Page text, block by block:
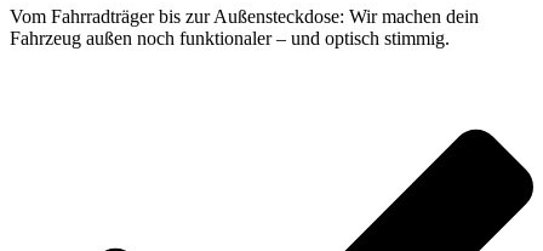
Vom Fahrradträger bis zur Außensteckdose: Wir machen dein
Fahrzeug außen noch funktionaler – und optisch stimmig.